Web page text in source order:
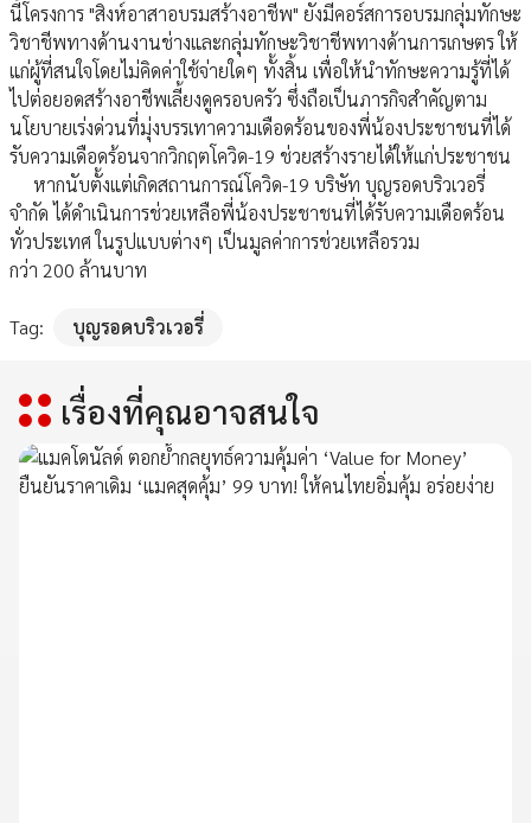
นี้โครงการ "สิงห์อาสาอบรมสร้างอาชีพ" ยังมีคอร์สการอบรมกลุ่มทักษะ
วิชาชีพทางด้านงานช่างและกลุ่มทักษะวิชาชีพทางด้านการเกษตร ให้
แก่ผู้ที่สนใจโดยไม่คิดค่าใช้จ่ายใดๆ ทั้งสิ้น เพื่อให้นำทักษะความรู้ที่ได้
ไปต่อยอดสร้างอาชีพเลี้ยงดูครอบครัว ซึ่งถือเป็นภารกิจสำคัญตาม
นโยบายเร่งด่วนที่มุ่งบรรเทาความเดือดร้อนของพี่น้องประชาชนที่ได้
รับความเดือดร้อนจากวิกฤตโควิด-19 ช่วยสร้างรายได้ให้แก่ประชาชน
หากนับตั้งแต่เกิดสถานการณ์โควิด-19 บริษัท บุญรอดบริวเวอรี่
จำกัด ได้ดำเนินการช่วยเหลือพี่น้องประชาชนที่ได้รับความเดือดร้อน
ทั่วประเทศ ในรูปแบบต่างๆ เป็นมูลค่าการช่วยเหลือรวม
กว่า 200 ล้านบาท
Tag: บุญรอดบริวเวอรี่
เรื่องที่คุณอาจสนใจ